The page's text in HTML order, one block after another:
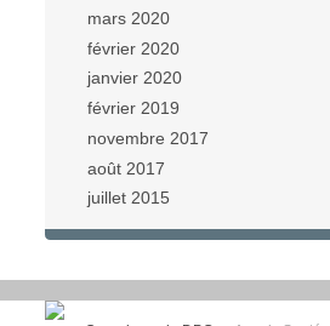
mars 2020
février 2020
janvier 2020
février 2019
novembre 2017
août 2017
juillet 2015